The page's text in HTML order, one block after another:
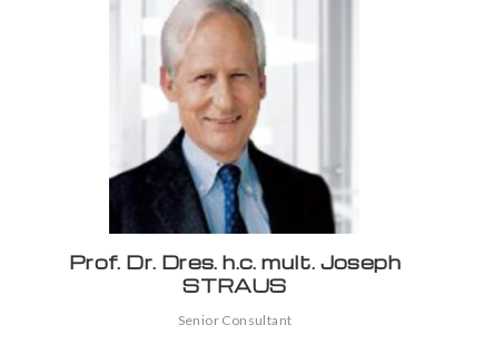
Prof. Dr. Dres. h.c. mult. Joseph
STRAUS
Senior Consultant